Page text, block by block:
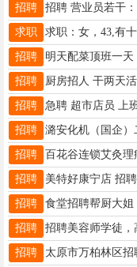
招聘
求职
招聘
招聘
招聘
招聘
招聘
招聘
招聘
招聘
招聘